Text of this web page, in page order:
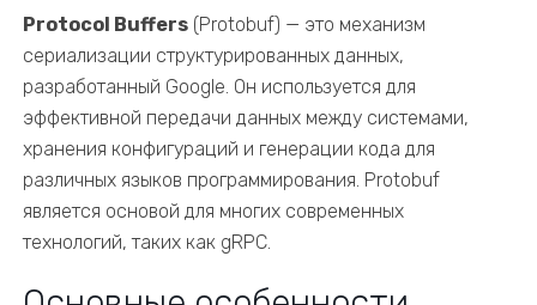
Protocol Buffers (Protobuf) — это механизм
сериализации структурированных данных,
разработанный Google. Он используется для
эффективной передачи данных между системами,
хранения конфигураций и генерации кода для
различных языков программирования. Protobuf
является основой для многих современных
технологий, таких как gRPC.